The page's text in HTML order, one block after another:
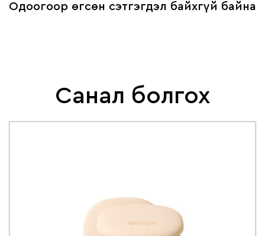
Одоогоор өгсөн сэтгэгдэл байхгүй байна
Санал болгох